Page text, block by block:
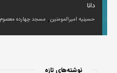
دانا
حسینیه امیرالمومنین, مسجد چهارده معصوم
نوشته‌های تازه